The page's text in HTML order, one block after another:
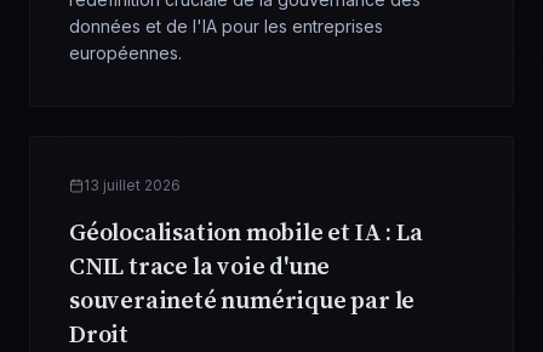
données et de l'IA pour les entreprises
européennes.
13 juillet 2026
Géolocalisation mobile et IA : La
CNIL trace la voie d'une
souveraineté numérique par le
Droit